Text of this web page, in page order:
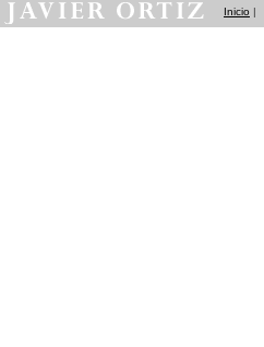
Inicio |